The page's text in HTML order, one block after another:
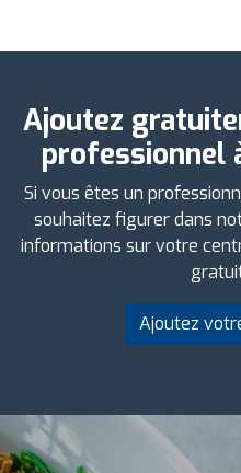
Ajoutez
professionnel
Si vous êtes un
souhaitez figurer dans
informations sur votre
Ajoutez